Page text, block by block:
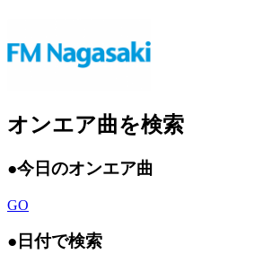
オンエア曲を検索
●今日のオンエア曲
GO
● 日付で検索